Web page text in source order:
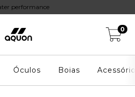
performance
0
Óculos Boias